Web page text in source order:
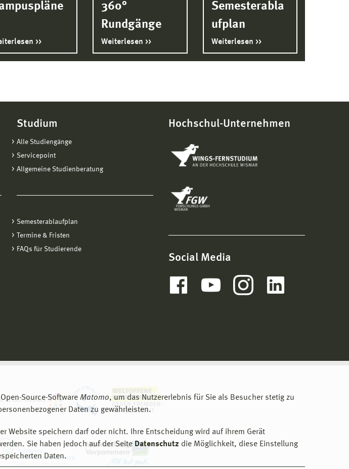
Source-Software Matomo, um das Nutzererlebnis für Sie als Besucher stetig zu
Daten zu gewährleisten.
Website speichern darf oder nicht. Ihre Entscheidung wird auf ihrem Gerät
Sie haben jedoch auf der Seite Datenschutz die Möglichkeit, diese Einstellung
Daten.
360°
Rundgänge
Weiterlesen
Semesterabla
ufplan
Weiterlesen
Studium
Alle Studiengänge
Servicepoint
Allgemeine Studienberatung
Semesterablaufplan
Termine & Fristen
FAQs für Studierende
Hochschul-Unternehmen
Social Media